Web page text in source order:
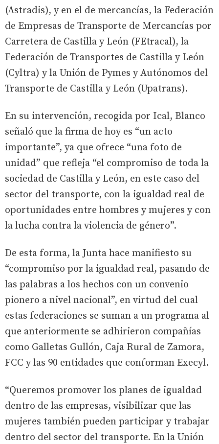
(Astradis), y en el de mercancías, la Federación
de Empresas de Transporte de Mercancías por
Carretera de Castilla y León (FEtracal), la
Federación de Transportes de Castilla y León
(Cyltra) y la Unión de Pymes y Autónomos del
Transporte de Castilla y León (Upatrans).
En su intervención, recogida por Ical, Blanco
señaló que la firma de hoy es “un acto
importante”, ya que ofrece “una foto de
unidad” que refleja “el compromiso de toda la
sociedad de Castilla y León, en este caso del
sector del transporte, con la igualdad real de
oportunidades entre hombres y mujeres y con
la lucha contra la violencia de género”.
De esta forma, la Junta hace manifiesto su
“compromiso por la igualdad real, pasando de
las palabras a los hechos con un convenio
pionero a nivel nacional”, en virtud del cual
estas federaciones se suman a un programa al
que anteriormente se adhirieron compañías
como Galletas Gullón, Caja Rural de Zamora,
FCC y las 90 entidades que conforman Execyl.
“Queremos promover los planes de igualdad
dentro de las empresas, visibilizar que las
mujeres también pueden participar y trabajar
dentro del sector del transporte. En la Unión